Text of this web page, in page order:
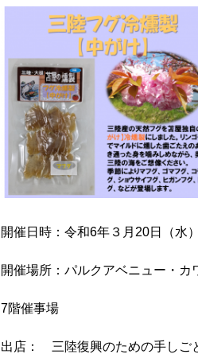
開催日時：令和6年３月20日（水
開催場所：パルクアベニュー・
7階催事場
出店： 三陸復興のための手しご